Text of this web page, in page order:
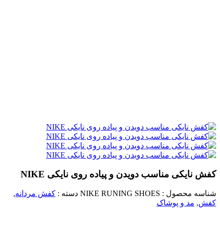
کفش نایکی مناسب دویدن و پیاده روی نایکی NIKE
شناسه محصول : NIKE RUNING SHOES دسته : کفش مردانه,
کفش, مد و پوشاک